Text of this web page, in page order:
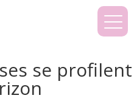
se profilent